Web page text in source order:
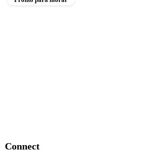
Connect